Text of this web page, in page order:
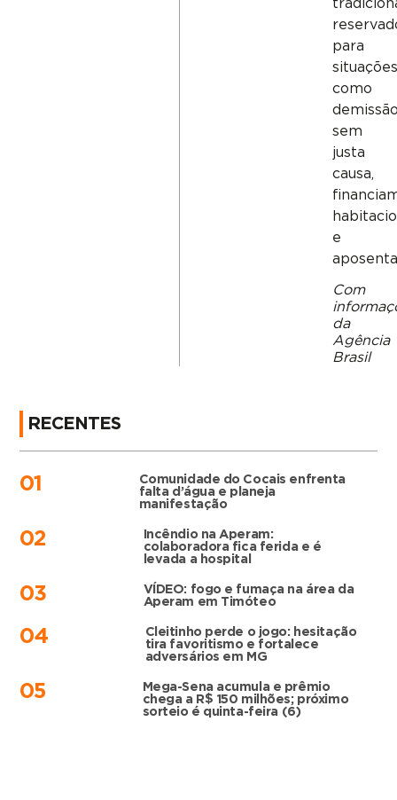
para
como
sem
justa
causa,
e
Com
da
Agência
Brasil
RECENTES
01
Comunidade do Cocais enfrenta
falta d’água e planeja
manifestação
02
Incêndio na Aperam:
colaboradora fica ferida e é
levada a hospital
03
VÍDEO: fogo e fumaça na área da
Aperam em Timóteo
04
Cleitinho perde o jogo: hesitação
tira favoritismo e fortalece
adversários em MG
05
Mega-Sena acumula e prêmio
chega a R$ 150 milhões; próximo
sorteio é quinta-feira (6)